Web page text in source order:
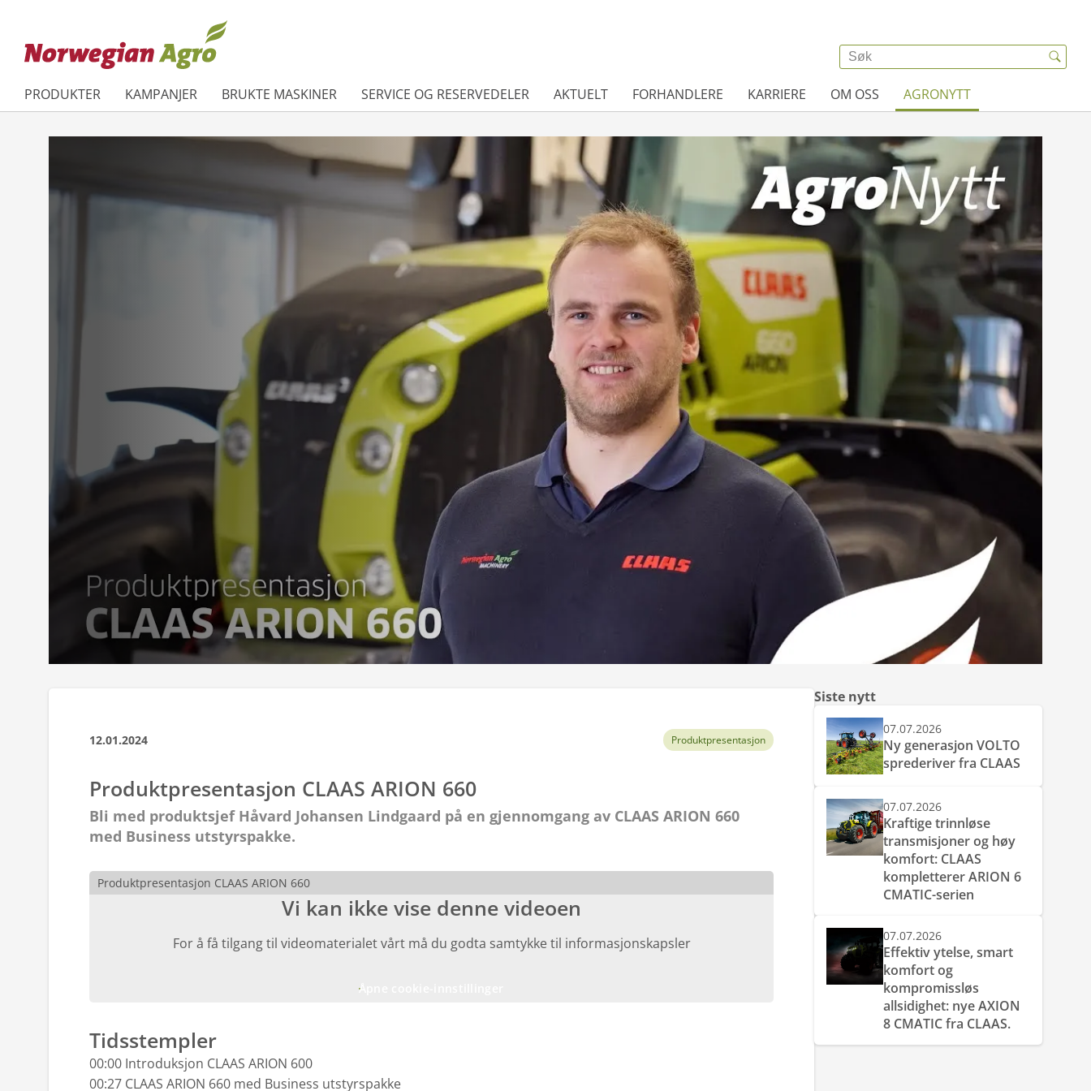
PRODUKTER KAMPANJER BRUKTE MASKINER SERVICE OG RESERVEDELER AKTUELT FORHANDLERE KARRIERE OM OSS AGRONYTT
12.01.2024 Produktpresentasjon
Produktpresentasjon CLAAS ARION 660
Bli med produktsjef Håvard Johansen Lindgaard på en gjennomgang av CLAAS ARION 660
med Business utstyrspakke.
Produktpresentasjon CLAAS ARION 660
Vi kan ikke vise denne videoen
For å få tilgang til videomaterialet vårt må du godta samtykke til informasjonskapsler
Åpne cookie-innstillinger
Tidsstempler
00:00 Introduksjon CLAAS ARION 600
00:27 CLAAS ARION 660 med Business utstyrspakke
Siste nytt
07.07.2026
Ny generasjon VOLTO
sprederiver fra CLAAS
07.07.2026
Kraftige trinnløse
transmisjoner og høy
komfort: CLAAS
kompletterer ARION 6
CMATIC-serien
07.07.2026
Effektiv ytelse, smart
komfort og
kompromissløs
allsidighet: nye AXION
8 CMATIC fra CLAAS.